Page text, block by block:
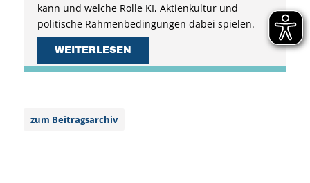
kann und welche Rolle KI, Aktienkultur und
politische Rahmenbedingungen dabei spielen.
WEITERLESEN
zum Beitragsarchiv